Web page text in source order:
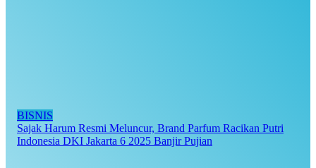
BISNIS
Sajak Harum Resmi Meluncur, Brand Parfum Racikan Putri
Indonesia DKI Jakarta 6 2025 Banjir Pujian